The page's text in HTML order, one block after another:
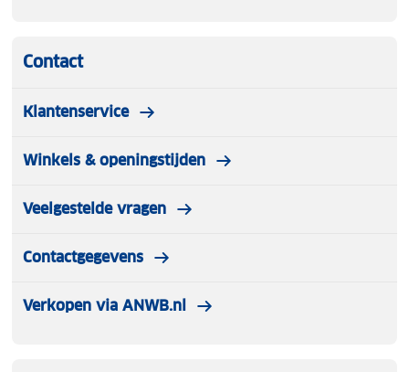
Contact
Klantenservice
Winkels & openingstijden
Veelgestelde vragen
Contactgegevens
Verkopen via ANWB.nl